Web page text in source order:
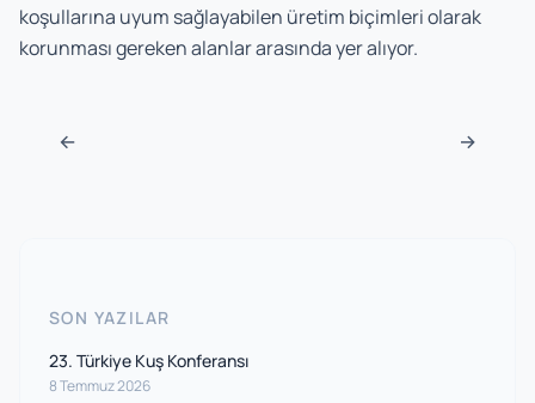
koşullarına uyum sağlayabilen üretim biçimleri olarak
korunması gereken alanlar arasında yer alıyor.
Navigasyon sonrası
← →
SON YAZILAR
23. Türkiye Kuş Konferansı
8 Temmuz 2026